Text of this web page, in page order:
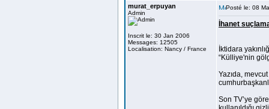
murat_erpuyan
Admin
Inscrit le: 30 Jan 2006
Messages: 12505
Localisation: Nancy / France
Posté le: 08
İhanet
İktidara
“Külliye'nin
Yazıda,
Son TV’ye